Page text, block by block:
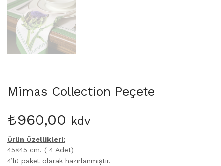
Mimas Collection Peçete
₺960,00 kdv
Ürün Özellikleri:
45×45 cm. ( 4 Adet)
4’lü paket olarak hazırlanmıştır.